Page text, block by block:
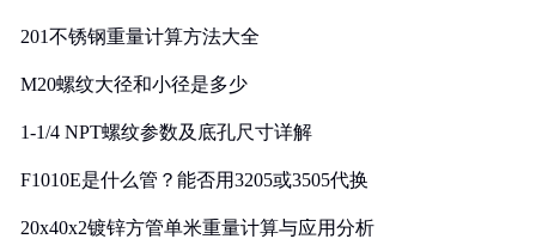
201不锈钢重量计算方法大全
M20螺纹大径和小径是多少
1-1/4 NPT螺纹参数及底孔尺寸详解
F1010E是什么管？能否用3205或3505代换
20x40x2镀锌方管单米重量计算与应用分析